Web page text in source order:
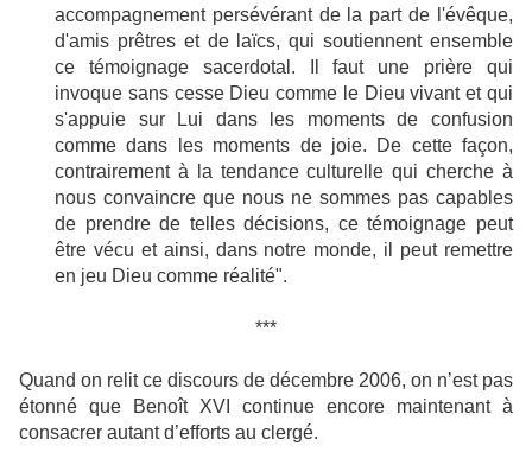
accompagnement persévérant de la part de l'évêque,
d'amis prêtres et de laïcs, qui soutiennent ensemble
ce témoignage sacerdotal. Il faut une prière qui
invoque sans cesse Dieu comme le Dieu vivant et qui
s'appuie sur Lui dans les moments de confusion
comme dans les moments de joie. De cette façon,
contrairement à la tendance culturelle qui cherche à
nous convaincre que nous ne sommes pas capables
de prendre de telles décisions, ce témoignage peut
être vécu et ainsi, dans notre monde, il peut remettre
en jeu Dieu comme réalité".
***
Quand on relit ce discours de décembre 2006, on n’est pas
étonné que Benoît XVI continue encore maintenant à
consacrer autant d’efforts au clergé.